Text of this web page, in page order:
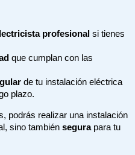
profesional si tienes
que cumplan con las
de tu instalación eléctrica
plazo.
podrás realizar una instalación
sino también segurapara tu